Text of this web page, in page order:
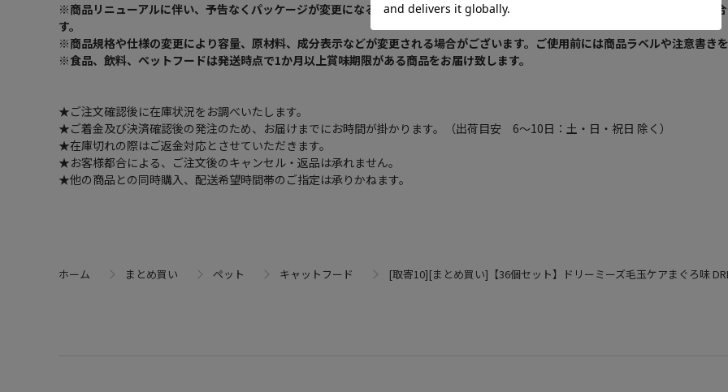
※商品リニューアルに伴い、予告なくパッケージが変更になる場合がございます。新旧パッケージが入り混じってお届けとなる場
す。
※商品規格や仕様の変更により容量、原材料、成分表示などが変更される場合がございます。ご使用前には商品ラベルや注意書き
※食品、飲料、ペットフードは発送時点で1か月以上賞味期限がある商品をお届け致します。
★ご注文確認後に在庫状況をお調べいたします。
★ご着金及び決済確認後の発注のため、お届けまでにお時間が掛かります。（出荷目安 6～10日：土・日・祝日 除く）
★在庫切れの際はご返金対応とさせていただきます。
★お客様都合による、ご注文後のキャンセル・返品は承れません。
★他の商品との同時購入、配送希望時間帯のご指定は承りかねます。
ホーム まとめ買い ペット キャットフード [取寄10][まとめ買い]【36個セット】ドリーミーズ毛玉ケアまぐろ味